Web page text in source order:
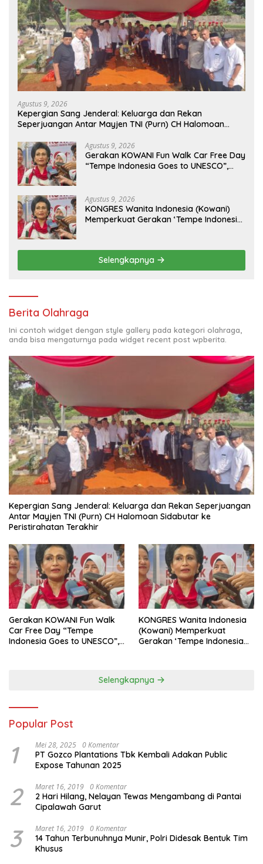
Agustus 9, 2026
Kepergian Sang Jenderal: Keluarga dan Rekan
Seperjuangan Antar Mayjen TNI (Purn) CH Halomoan
Agustus 9, 2026
Gerakan KOWANI Fun Walk Car Free Day
“Tempe Indonesia Goes to UNESCO”,
Agustus 9, 2026
KONGRES Wanita Indonesia (Kowani)
Memperkuat Gerakan ‘Tempe Indonesia
Selengkapnya
Berita Olahraga
Ini contoh widget dengan style gallery pada kategori olahraga,
anda bisa mengaturnya pada widget recent post wpberita.
Kepergian Sang Jenderal: Keluarga dan Rekan Seperjuangan
Antar Mayjen TNI (Purn) CH Halomoan Sidabutar ke
Peristirahatan Terakhir
Gerakan KOWANI Fun Walk
Car Free Day “Tempe
Indonesia Goes to UNESCO”,
KONGRES Wanita Indonesia
(Kowani) Memperkuat
Gerakan ‘Tempe Indonesia
Selengkapnya
Popular Post
1 Mei 28, 2025 0 Komentar
PT Gozco Plantations Tbk Kembali Adakan Public
Expose Tahunan 2025
2 Maret 16, 2019 0 Komentar
2 Hari Hilang, Nelayan Tewas Mengambang di Pantai
Cipalawah Garut
3 Maret 16, 2019 0 Komentar
14 Tahun Terbunuhnya Munir, Polri Didesak Bentuk Tim
Khusus